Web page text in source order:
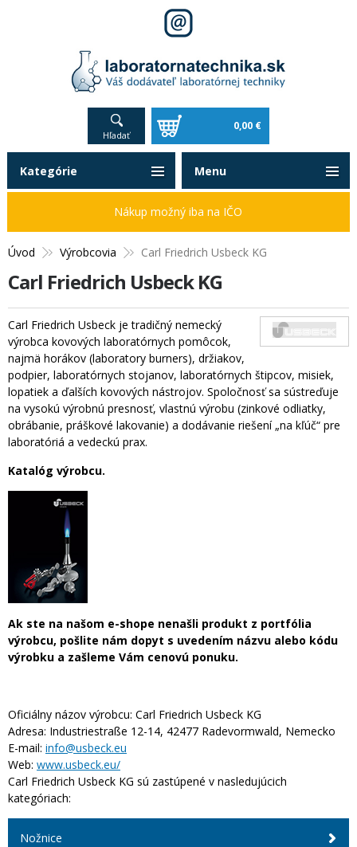
Hľadať
0,00 €
Úvod Výrobcovia Carl Friedrich Usbeck KG
Carl Friedrich Usbeck KG
Carl Friedrich Usbeck je tradičný nemecký
výrobca kovových laboratórnych pomôcok,
najmä horákov (laboratory burners), držiakov,
podpier, laboratórnych stojanov, laboratórnych štipcov, misiek,
lopatiek a ďalších kovových nástrojov. Spoločnosť sa sústreďuje
na vysokú výrobnú presnosť, vlastnú výrobu (zinkové odliatky,
obrábanie, práškové lakovanie) a dodávanie riešení „na kľúč“ pre
laboratóriá a vedeckú prax.
Katalóg výrobcu.
Ak ste na našom e-shope nenašli produkt z portfólia
výrobcu, pošlite nám dopyt s uvedením názvu alebo kódu
výrobku a zašleme Vám cenovú ponuku.
Oficiálny názov výrobcu: Carl Friedrich Usbeck KG
Adresa: Industriestraße 12-14, 42477 Radevormwald, Nemecko
E-mail: info@usbeck.eu
Web: www.usbeck.eu/
Carl Friedrich Usbeck KG sú zastúpené v nasledujúcich
kategóriach:
Nožnice
Kategórie
Nákup možný iba na IČO
Menu